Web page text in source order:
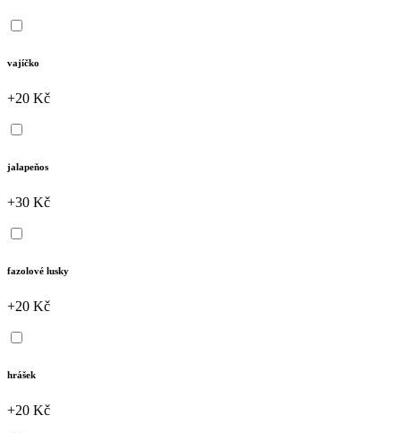
vajíčko
+20 Kč
jalapeňos
+30 Kč
fazolové lusky
+20 Kč
hrášek
+20 Kč